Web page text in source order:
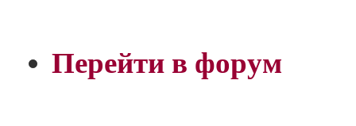
Перейти в форум